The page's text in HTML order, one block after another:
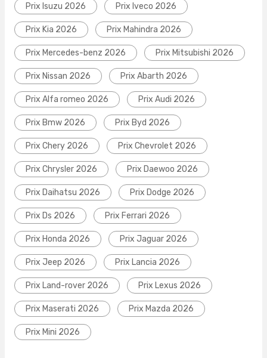
Prix Isuzu 2026 Prix Iveco 2026
Prix Kia 2026 Prix Mahindra 2026
Prix Mercedes-benz 2026 Prix Mitsubishi 2026
Prix Nissan 2026 Prix Abarth 2026
Prix Alfa romeo 2026 Prix Audi 2026
Prix Bmw 2026 Prix Byd 2026
Prix Chery 2026 Prix Chevrolet 2026
Prix Chrysler 2026 Prix Daewoo 2026
Prix Daihatsu 2026 Prix Dodge 2026
Prix Ds 2026 Prix Ferrari 2026
Prix Honda 2026 Prix Jaguar 2026
Prix Jeep 2026 Prix Lancia 2026
Prix Land-rover 2026 Prix Lexus 2026
Prix Maserati 2026 Prix Mazda 2026
Prix Mini 2026